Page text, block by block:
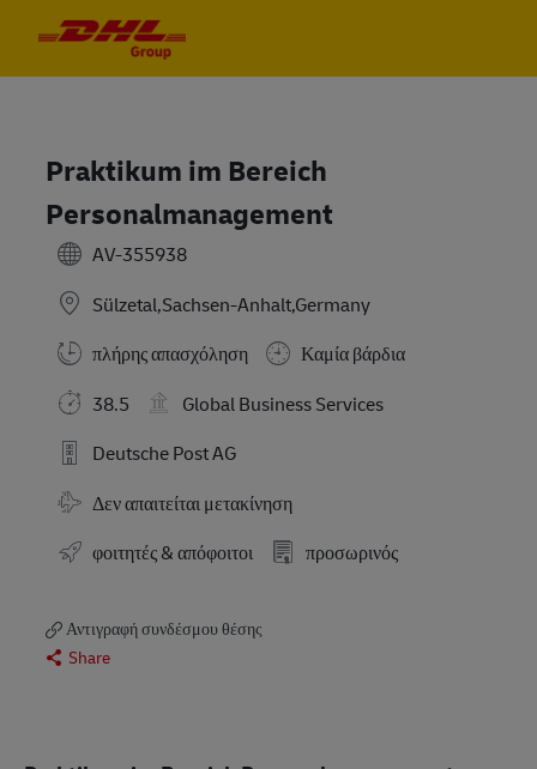
Praktikum im Bereich
Personalmanagement
AV-355938
Sülzetal,Sachsen-Anhalt,Germany
πλήρης απασχόληση
Καμία βάρδια
38.5
Global Business Services
Deutsche Post AG
Απαιτούμενη Μετακίνηση
Δεν απαιτείται μετακίνηση
φοιτητές & απόφοιτοι
προσωρινός
Αντιγραφή συνδέσμου θέσης
Share